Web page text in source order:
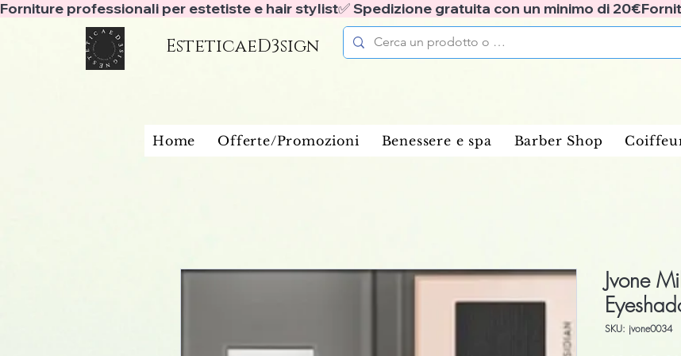
Forniture professionali per estetiste e hair stylist✅ Spedizione gratuita con un minimo di 20€
EsteticaeD3sign
Home Offerte/Promozioni Benessere e spa Barber Shop
Jvone
SKU: jvone0034